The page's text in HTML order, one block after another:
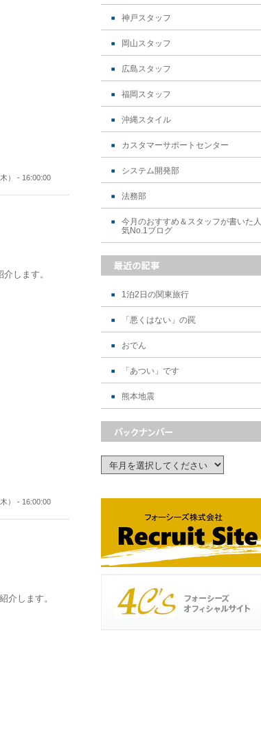
） - 16:00:00
します。
） - 16:00:00
介します。
神戸スタッフ
岡山スタッフ
広島スタッフ
福岡スタッフ
沖縄スタイル
カスタマーサポートセンター
システム開発部
法務部
今月のおすすめ＆スタッフが書いた人
気No.1ブログ
1泊2日の関東旅行
「悪くはない」の罠
おでん
「あつい」です
熊本地震